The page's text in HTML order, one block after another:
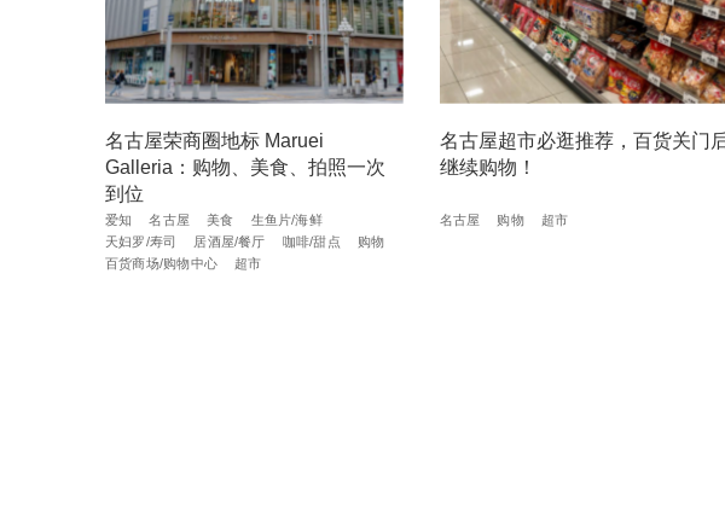
名古屋荣商圈地标 Maruei
Galleria：购物、美食、拍照一次
到位
爱知 名古屋 美食
生鱼片/海鲜
天妇罗/寿司
居酒屋/餐厅 咖啡/甜点
购物
百货商场/购物中心
超市
名古屋超市必逛推荐，百货关门
继续购物！
名古屋 购物 超市